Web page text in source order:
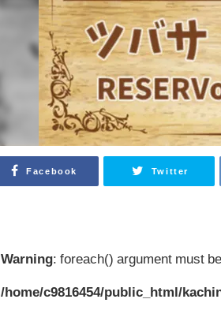
Facebook Twitter
Warning: foreach() argument must
/home/c9816454/public_html/